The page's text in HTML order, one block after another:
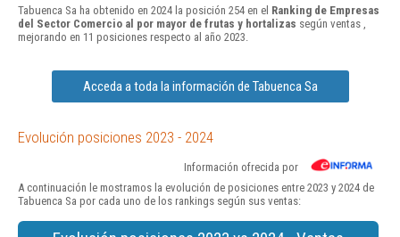
Tabuenca Sa ha obtenido en 2024 la posición 254 en el Ranking de Empresas
del Sector Comercio al por mayor de frutas y hortalizas según ventas ,
mejorando en 11 posiciones respecto al año 2023.
Acceda a toda la información de Tabuenca Sa
Evolución posiciones 2023 - 2024
Información ofrecida por
A continuación le mostramos la evolución de posiciones entre 2023 y 2024 de
Tabuenca Sa por cada uno de los rankings según sus ventas: